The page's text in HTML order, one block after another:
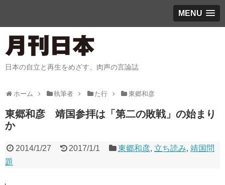
MENU
日本の自立と再生をめざす、肉声の言論誌
ホーム 執筆者 た行 東郷和彦
東郷和彦 靖国参拝は「第二の敗戦」の始まり
か
2014/1/27 2017/1/1 東郷和彦, 立ち読み,靖国問
題